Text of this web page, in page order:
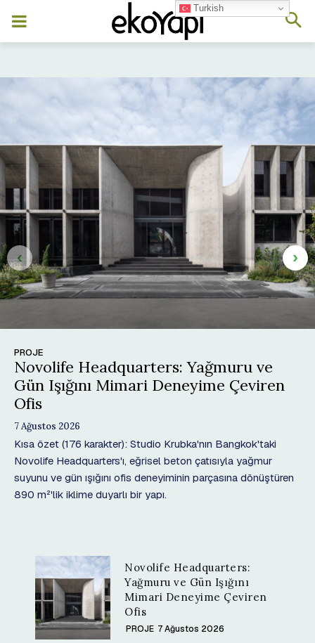
PROJE
Novolife Headquarters: Yağmuru ve
Gün Işığını Mimari Deneyime Çeviren
Ofis
7 Ağustos 2026
Kısa özet (176 karakter): Studio Krubka'nın Bangkok'taki
Novolife Headquarters'ı, eğrisel beton çatısıyla yağmur
suyunu ve gün ışığını ofis deneyiminin parçasına dönüştüren
890 m²'lik iklime duyarlı bir yapı.
Novolife Headquarters:
Yağmuru ve Gün Işığını
Mimari Deneyime Çeviren
Ofis
PROJE 7 Ağustos 2026
Turkish